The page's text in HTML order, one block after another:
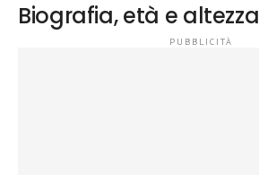
Biografia, età e altezza